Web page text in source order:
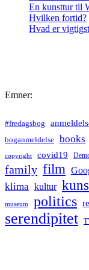
En kunsttur til
Hvilken fortid?
Hvad er
Emner:
#fredagsbog
boganmeldelse books
copyright covid19
family film
klima kultur
museum politics
serendipitet